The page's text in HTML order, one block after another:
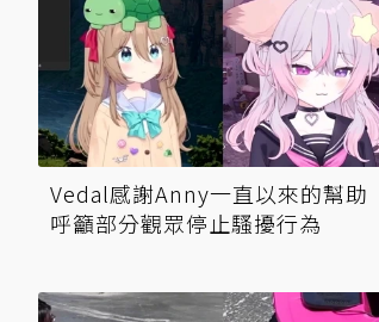
Vedal感謝Anny一直以來的幫助
呼籲部分觀眾停止騷擾行為